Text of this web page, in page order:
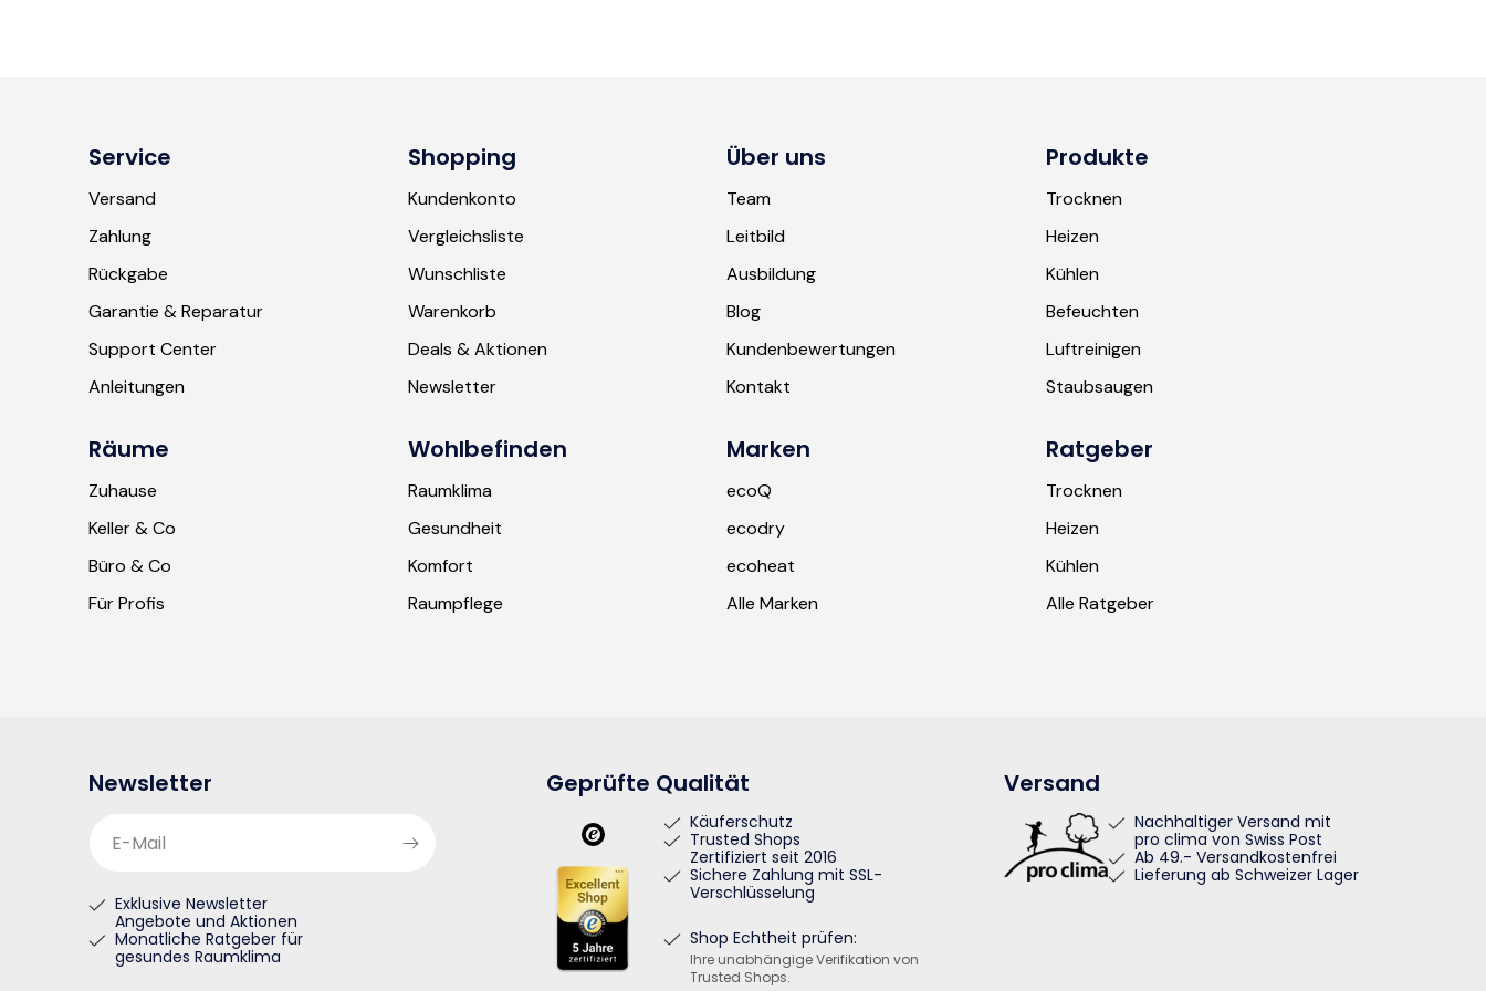
Service
Versand
Zahlung
Rückgabe
Garantie & Reparatur
Support Center
Anleitungen
Shopping
Kundenkonto
Vergleichsliste
Wunschliste
Warenkorb
Deals & Aktionen
Newsletter
Über uns
Team
Leitbild
Ausbildung
Blog
Kundenbewertungen
Kontakt
Produkte
Trocknen
Heizen
Kühlen
Befeuchten
Luftreinigen
Staubsaugen
Räume
Zuhause
Keller & Co
Büro & Co
Für Profis
Wohlbefinden
Raumklima
Gesundheit
Komfort
Raumpflege
Marken
ecoQ
ecodry
ecoheat
Alle Marken
Ratgeber
Trocknen
Heizen
Kühlen
Alle Ratgeber
Newsletter
E-Mail
Exklusive Newsletter
Angebote und Aktionen
Monatliche Ratgeber für
gesundes Raumklima
Geprüfte Qualität
Käuferschutz
Trusted Shops
Zertifiziert seit 2016
Sichere Zahlung mit SSL-
Verschlüsselung
Shop Echtheit prüfen:
Ihre unabhängige Verifikation von
Trusted Shops.
Versand
Nachhaltiger Versand mit
pro clima von Swiss Post
Ab 49.- Versandkostenfrei
Lieferung ab Schweizer Lager